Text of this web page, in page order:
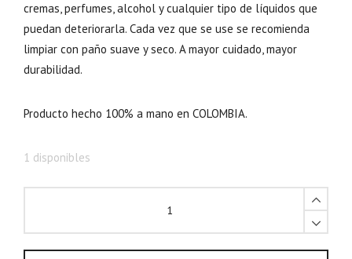
cremas, perfumes, alcohol y cualquier tipo de líquidos que
puedan deteriorarla. Cada vez que se use se recomienda
limpiar con paño suave y seco. A mayor cuidado, mayor
durabilidad.
Producto hecho 100% a mano en COLOMBIA.
1 disponibles